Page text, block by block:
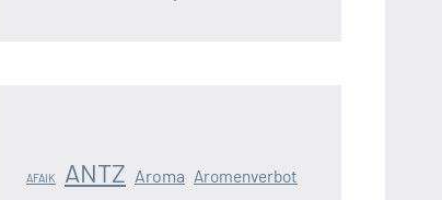
AFAIK ANTZ Aroma Aromenverbot